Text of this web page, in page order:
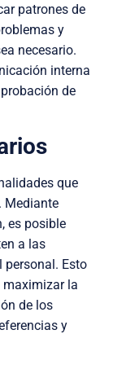
patrones de
y
necesario.
interna
de
que
Mediante
es posible
a las
personal. Esto
maximizar la
de los
y